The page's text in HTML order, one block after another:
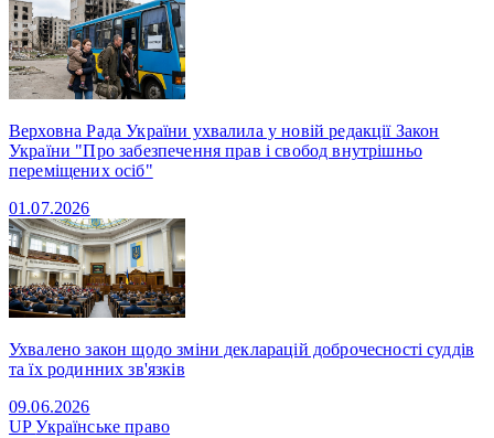
Верховна Рада України ухвалила у новій редакції Закон
України "Про забезпечення прав і свобод внутрішньо
переміщених осіб"
01.07.2026
Ухвалено закон щодо зміни декларацій доброчесності суддів
та їх родинних зв'язків
09.06.2026
UPУкраїнське право